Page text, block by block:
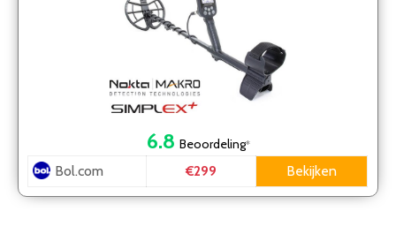
6.8 Beoordeling*
Bol.com €299 Bekijken